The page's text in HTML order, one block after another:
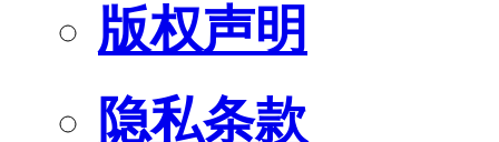
版权声明
隐私条款